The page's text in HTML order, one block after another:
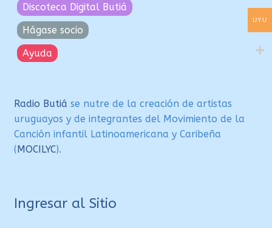
Discoteca Digital Butiá
Hágase socio
Ayuda
Radio Butiá se nutre de la creación de artistas
uruguayos y de integrantes del Movimiento de la
Canción infantil Latinoamericana y Caribeña
(MOCILYC).
Ingresar al Sitio
UYU